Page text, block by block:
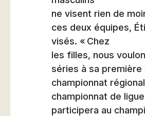
ne visent rien de
ces deux équipes,
visés. « Chez
les filles, nous
séries à sa
championnat
championnat de
participera au